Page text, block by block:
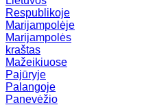
Respublikoje
Marijampolėje
Marijampolės
kraštas
Mažeikiuose
Pajūryje
Palangoje
Panevėžio